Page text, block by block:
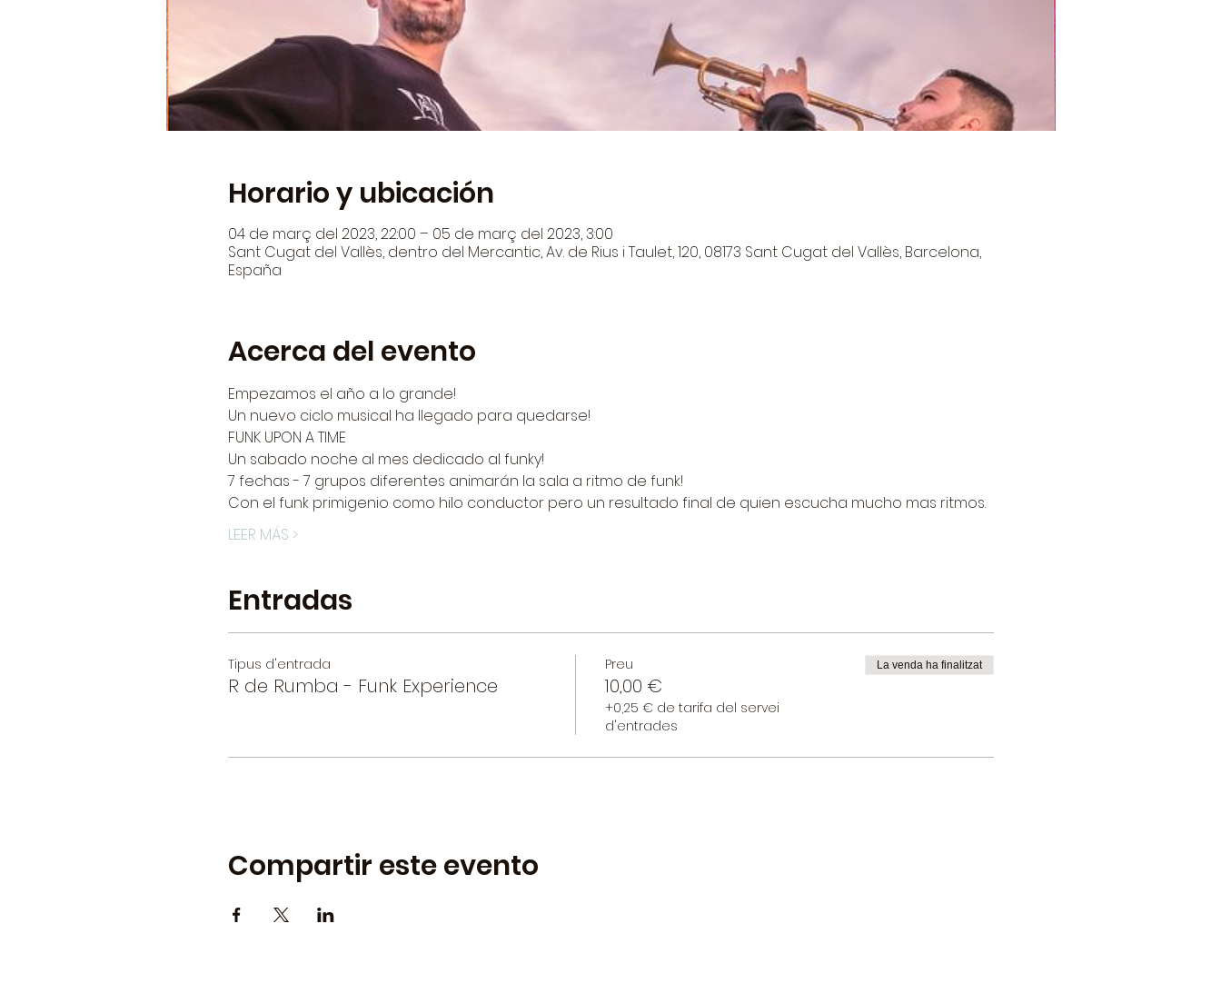
Horario y ubicación
04 de març del 2023, 22:00 – 05 de març del 2023, 3:00
Sant Cugat del Vallès, dentro del Mercantic, Av. de Rius i Taulet, 120, 08173 Sant Cugat del Vallès, Barcelona,
España
Acerca del evento
Empezamos el año a lo grande!
Un nuevo ciclo musical ha llegado para quedarse!
FUNK UPON A TIME
Un sabado noche al mes dedicado al funky!
7 fechas - 7 grupos diferentes animarán la sala a ritmo de funk!
Con el funk primigenio como hilo conductor pero un resultado final de quien escucha mucho mas ritmos.
LEER MÁS >
Entradas
Tipus d'entrada
R de Rumba - Funk Experience
Preu
10,00 €
+0,25 € de tarifa del servei
d'entrades
La venda ha finalitzat
Compartir este evento